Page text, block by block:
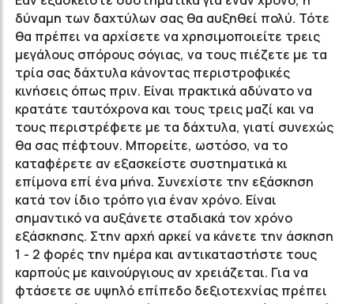
δύναμη των δαχτύλων σας θα αυξηθεί πολύ. Τότε
θα πρέπει να αρχίσετε να χρησιμοποιείτε τρεις
μεγάλους σπόρους σόγιας, να τους πιέζετε με τα
τρία σας δάχτυλα κάνοντας περιστροφικές
κινήσεις όπως πριν. Είναι πρακτικά αδύνατο να
κρατάτε ταυτόχρονα και τους τρεις μαζί και να
τους περιστρέφετε με τα δάχτυλα, γιατί συνεχώς
θα σας πέφτουν. Μπορείτε, ωστόσο, να το
καταφέρετε αν εξασκείστε συστηματικά κι
επίμονα επί ένα μήνα. Συνεχίστε την εξάσκηση
κατά τον ίδιο τρόπο για έναν χρόνο. Είναι
σημαντικό να αυξάνετε σταδιακά τον χρόνο
εξάσκησης. Στην αρχή αρκεί να κάνετε την άσκηση
1 - 2 φορές την ημέρα και αντικαταστήστε τους
καρπούς με καινούργιους αν χρειάζεται. Για να
φτάσετε σε υψηλό επίπεδο δεξιοτεχνίας πρέπει